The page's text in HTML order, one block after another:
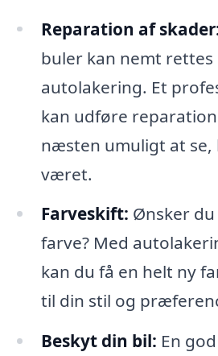
Reparation af
buler kan nemt rettes
autolakering. Et
kan udføre
næsten umuligt at se,
været.
Farveskift: Ønsker
farve? Med
kan du få en helt ny
til din stil og
Beskyt din bil: En